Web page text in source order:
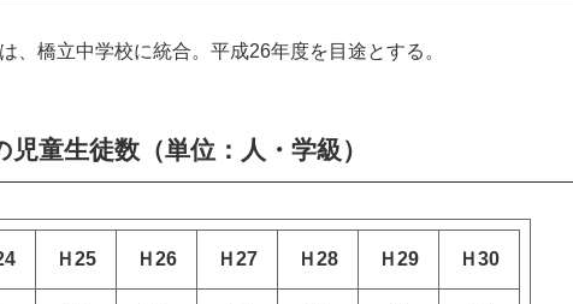
橋立中学校に統合。平成26年度を目途とする。
童生徒数（単位：人・学級）
Ｈ25 Ｈ26 Ｈ27 Ｈ28 Ｈ29 Ｈ30